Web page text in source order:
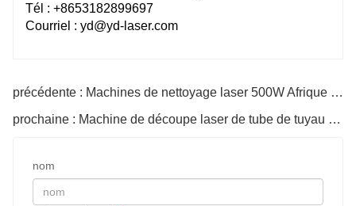
Tél : +8653182899697
Courriel : yd@yd-laser.com
précédente : Machines de nettoyage laser 500W Afrique du Sud à vendre
prochaine : Machine de découpe laser de tube de tuyau en acier laser CNC modèle Q Chine
nom